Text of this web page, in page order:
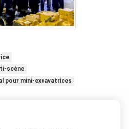
scène
pour mini-excavatrices